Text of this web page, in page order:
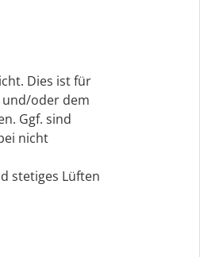
Dies ist für
oder dem
Ggf. sind
nicht
stetiges Lüften